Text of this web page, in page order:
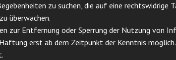
zu suchen, die auf eine rechtswidrige
überwachen.
zur Entfernung oder Sperrung der Nutzung von
erst ab dem Zeitpunkt der Kenntnis